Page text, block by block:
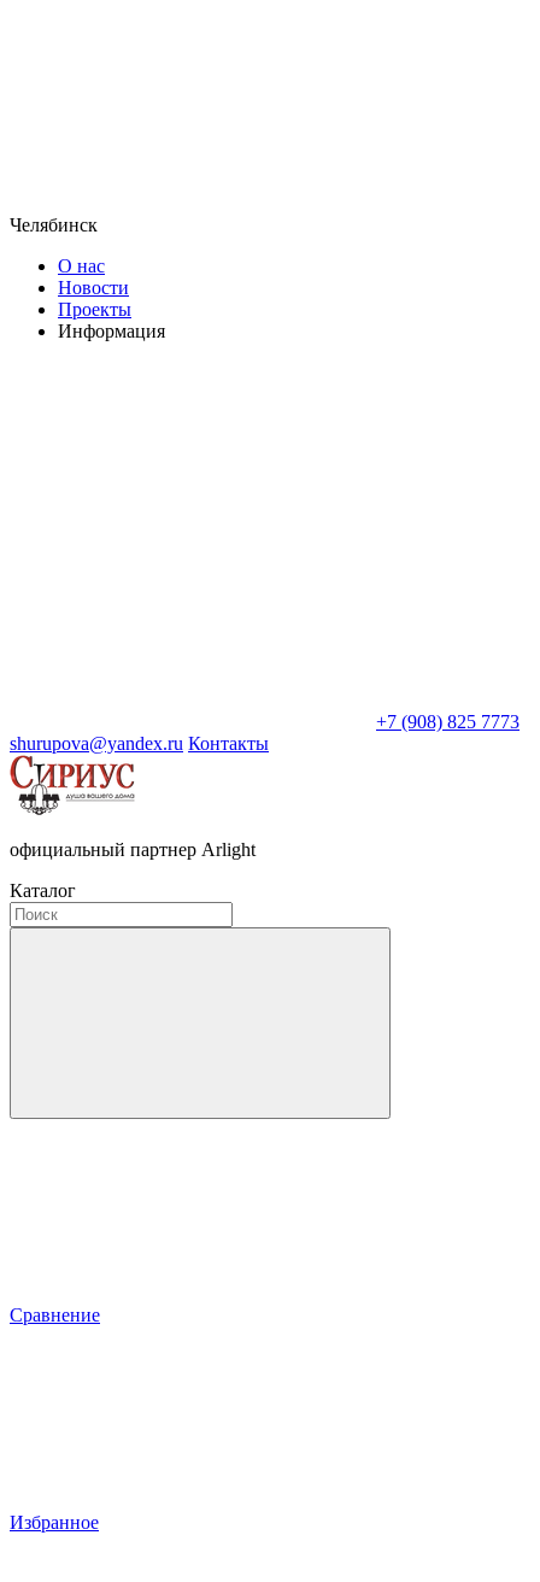
Челябинск
О нас
Новости
Проекты
Информация
+7 (908) 825 7773
shurupova@yandex.ru Контакты
официальный партнер Arlight
Каталог
Сравнение
Избранное